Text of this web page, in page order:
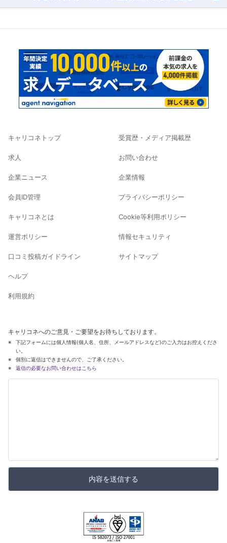
キャリコネトップ
求人
企業ニュース
会員ID管理
キャリコネとは
運営ポリシー
口コミ投稿ガイドライン
ヘルプ
利用規約
受賞歴・メディア掲載歴
お問い合わせ
企業情報
プライバシーポリシー
Cookie等利用ポリシー
情報セキュリティ
サイトマップ
キャリコネへのご意見・ご要望をお待ちしております。
下記フォームには個人情報(個人名、住所、メールアドレスなど)のご入力はお控えくださ
い。
個別に返信はできませんので、ご了承ください。
返信の必要なお問い合わせはこちら
内容を送信する